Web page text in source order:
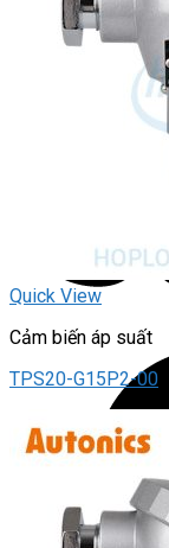
Quick View
Cảm biến áp suất
TPS20-G15P2-00